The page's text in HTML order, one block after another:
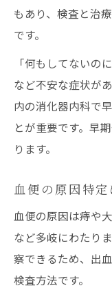
もあり、検査と治
です。
「何もしてないの
など不安な症状が
内の消化器内科で
とが重要です。早
ります。
血便の原因特
血便の原因は痔や
など多岐にわたり
察できるため、出
検査方法です。